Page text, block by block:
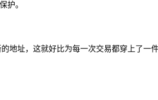
护。
地址，这就好比为每一次交易都穿上了一